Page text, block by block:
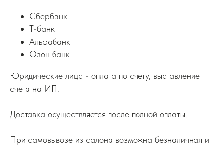
Сбербанк
Т-банк
Альфабанк
Озон банк
Юридические лица - оплата по счету, выставление
счета на ИП.
Доставка осуществляется после полной оплаты.
При самовывозе из салона возможна безналичная и